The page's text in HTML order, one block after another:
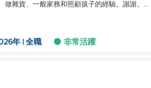
做雜貨、一般家務和照顧孩子的經驗。謝謝。...
年 | 全職 非常活躍